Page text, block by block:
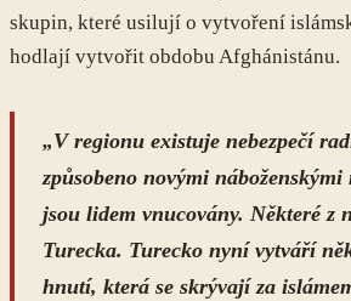
skupin, které usilují o vytvoření
hodlají vytvořit obdobu Afghánistánu.
„V regionu existuje nebezpečí
způsobeno novými
jsou lidem vnucovány. Některé z
Turecka. Turecko nyní vytváří
hnutí, která se skrývají za